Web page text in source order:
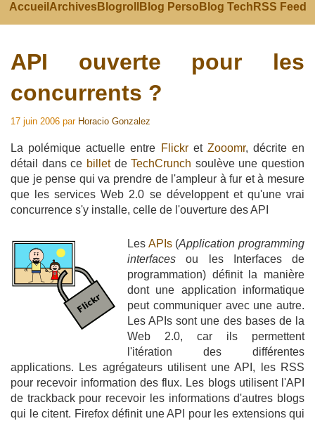
Accueil ArchivesBlogroll Blog Perso Blog Tech RSS Feed
API ouverte pour les
concurrents ?
17 juin 2006 par Horacio Gonzalez
La polémique actuelle entre Flickret Zooomr, décrite en
détail dans ce billetdeTechCrunch soulève une question
que je pense qui va prendre de l'ampleur à fur et à mesure
que les services Web 2.0 se développent et qu'une vrai
concurrence s'y installe, celle de l'ouverture des API
Les APIs(Application programming
interfaces ou les Interfaces de
programmation) définit la manière
dont une application informatique
peut communiquer avec une autre.
Les APIs sont une des bases de la
Web 2.0, car ils permettent
l'itération des différentes
applications. Les agrégateurs utilisent une API, les RSS
pour recevoir information des flux. Les blogs utilisent l'API
de trackback pour recevoir les informations d'autres blogs
qui le citent. Firefox définit une API pour les extensions qui